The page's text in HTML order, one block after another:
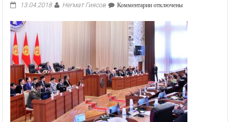
13.04.2018 Негмат Гиясов Комментариик
Индира
Джолдубаева
должности
генерального
прокурора
Кыргызстана
отключены